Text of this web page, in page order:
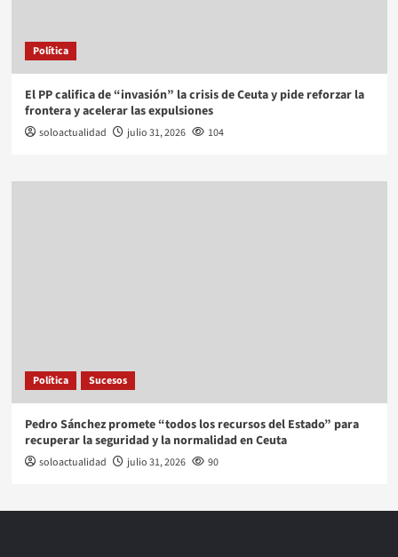
Política
El PP califica de “invasión” la crisis de Ceuta y pide reforzar la
frontera y acelerar las expulsiones
soloactualidad julio 31, 2026 104
Política Sucesos
Pedro Sánchez promete “todos los recursos del Estado” para
recuperar la seguridad y la normalidad en Ceuta
soloactualidad julio 31, 2026 90